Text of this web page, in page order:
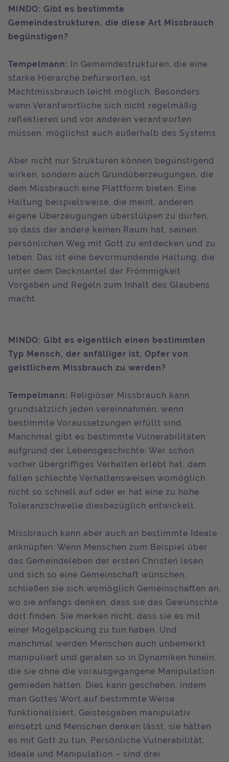
MINDO: Gibt es bestimmte
Gemeindestrukturen, die diese Art Missbrauch
begünstigen?
Tempelmann: In Gemeindestrukturen, die eine
starke Hierarche befürworten, ist
Machtmissbrauch leicht möglich. Besonders
wenn Verantwortliche sich nicht regelmäßig
reflektieren und vor anderen verantworten
müssen, möglichst auch außerhalb des Systems.
Aber nicht nur Strukturen können begünstigend
wirken, sondern auch Grundüberzeugungen, die
dem Missbrauch eine Plattform bieten. Eine
Haltung beispielsweise, die meint, anderen
eigene Überzeugungen überstülpen zu dürfen,
so dass der andere keinen Raum hat, seinen
persönlichen Weg mit Gott zu entdecken und zu
leben. Das ist eine bevormundende Haltung, die
unter dem Deckmantel der Frömmigkeit
Vorgaben und Regeln zum Inhalt des Glaubens
macht.
MINDO: Gibt es eigentlich einen bestimmten
Typ Mensch, der anfälliger ist, Opfer von
geistlichem Missbrauch zu werden?
Tempelmann: Religiöser Missbrauch kann
grundsätzlich jeden vereinnahmen, wenn
bestimmte Voraussetzungen erfüllt sind.
Manchmal gibt es bestimmte Vulnerabilitäten
aufgrund der Lebensgeschichte: Wer schon
vorher übergriffiges Verhalten erlebt hat, dem
fallen schlechte Verhaltensweisen womöglich
nicht so schnell auf oder er hat eine zu hohe
Toleranzschwelle diesbezüglich entwickelt.
Missbrauch kann aber auch an bestimmte Ideale
anknüpfen: Wenn Menschen zum Beispiel über
das Gemeindeleben der ersten Christen lesen
und sich so eine Gemeinschaft wünschen,
schließen sie sich womöglich Gemeinschaften an,
wo sie anfangs denken, dass sie das Gewünschte
dort finden. Sie merken nicht, dass sie es mit
einer Mogelpackung zu tun haben. Und
manchmal werden Menschen auch unbemerkt
manipuliert und geraten so in Dynamiken hinein,
die sie ohne die vorausgegangene Manipulation
gemieden hätten. Dies kann geschehen, indem
man Gottes Wort auf bestimmte Weise
funktionalisiert, Geistesgaben manipulativ
einsetzt und Menschen denken lässt, sie hätten
es mit Gott zu tun. Persönliche Vulnerabilität,
Ideale und Manipulation – sind drei